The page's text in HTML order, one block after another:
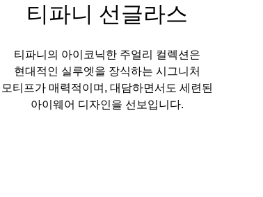
솔리스트™ 완벽한 웨딩 링 선택하기
티파니 선글라스
티파니의 아이코닉한 주얼리 컬렉션은
현대적인 실루엣을 장식하는 시그니처
모티프가 매력적이며, 대담하면서도 세련된
아이웨어 디자인을 선보입니다.